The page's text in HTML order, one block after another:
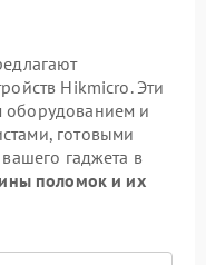
Hikmicro. Эти
и
готовыми
гаджета в
поломок и их